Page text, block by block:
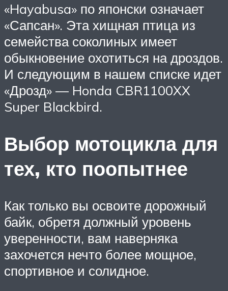
«Hayabusa» по японски означает
«Сапсан». Эта хищная птица из
семейства соколиных имеет
обыкновение охотиться на дроздов.
И следующим в нашем списке идет
«Дрозд» — Honda CBR1100XX
Super Blackbird.
Выбор мотоцикла для
тех, кто поопытнее
Как только вы освоите дорожный
байк, обретя должный уровень
уверенности, вам наверняка
захочется нечто более мощное,
спортивное и солидное.